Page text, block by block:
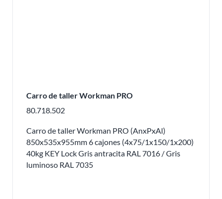
Carro de taller Workman PRO
80.718.502
Carro de taller Workman PRO (AnxPxAl)
850x535x955mm 6 cajones (4x75/1x150/1x200)
40kg KEY Lock Gris antracita RAL 7016 / Gris
luminoso RAL 7035